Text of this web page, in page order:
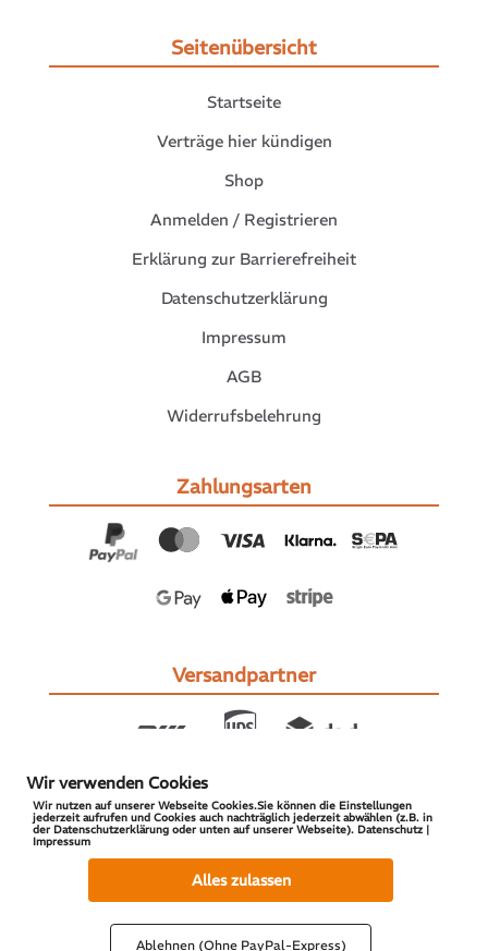
Seitenübersicht
Startseite
Verträge hier kündigen
Shop
Anmelden / Registrieren
Erklärung zur Barrierefreiheit
Datenschutzerklärung
Impressum
AGB
Widerrufsbelehrung
Zahlungsarten
Versandpartner
© 2026 S-PARTS | All Rights Reserved
Wir verwenden Cookies
Wir nutzen auf unserer Webseite Cookies.Sie können die Einstellungen
jederzeit aufrufen und Cookies auch nachträglich jederzeit abwählen (z.B. in
der Datenschutzerklärung oder unten auf unserer Webseite). Datenschutz |
Impressum
Alles zulassen
Ablehnen (Ohne PayPal-Express)